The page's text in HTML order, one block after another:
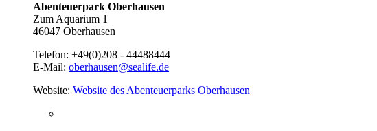
Abenteuerpark Oberhausen
Zum Aquarium 1
46047 Oberhausen
Telefon: +49(0)208 - 44488444
E-Mail: oberhausen@sealife.de
Website: Website des Abenteuerparks Oberhausen